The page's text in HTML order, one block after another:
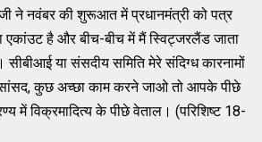
ने नवंबर की शुरूआत में प्रधानमंत्री को पत्र
एकांउट है और बीच-बीच में मैं स्विट्जरलैंड जाता
सीबीआई या संसदीय समिति मेरे संदिग्ध कारनामों
कुछ अच्छा काम करने जाओ तो आपके पीछे
में विक्रमादित्य के पीछे वेताल। (परिशिष्ट 18-